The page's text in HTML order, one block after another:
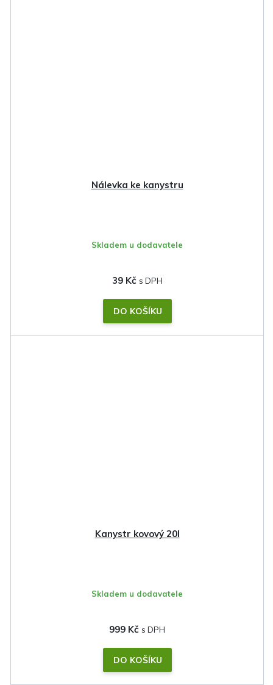
Nálevka ke kanystru
Skladem u dodavatele
39 Kč
DO KOŠÍKU
Kanystr kovový 20l
Skladem u dodavatele
999 Kč
DO KOŠÍKU